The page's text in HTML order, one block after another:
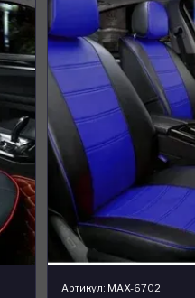
Артикул: MAX-6702